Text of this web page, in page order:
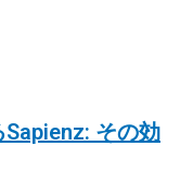
その効